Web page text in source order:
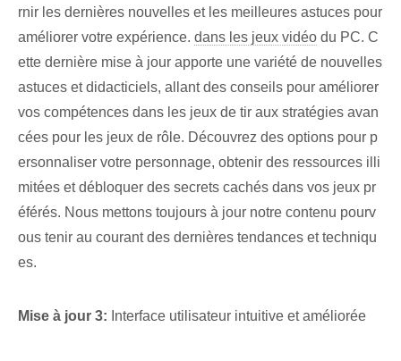
rnir les dernières nouvelles et les meilleures astuces⁤ pour
améliorer votre expérience. dans les jeux vidéo du PC. C
ette dernière mise à jour apporte une variété de nouvelles
astuces et didacticiels, allant des conseils pour améliorer
vos compétences dans les jeux de tir aux stratégies avan
cées pour les jeux de rôle. Découvrez des ⁤options pour p
ersonnaliser votre personnage, obtenir des ressources illi
mitées et débloquer des secrets cachés dans vos jeux pr
éférés⁢. ⁤Nous mettons toujours à jour notre ⁣contenu​ pour⁣v
ous tenir au courant des dernières tendances et techniqu
es.
Mise à jour 3: Interface utilisateur intuitive et améliorée